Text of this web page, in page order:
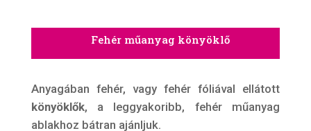
Fehér műanyag könyöklő
Anyagában fehér, vagy fehér fóliával ellátott
könyöklők, a leggyakoribb, fehér műanyag
ablakhoz bátran ajánljuk.